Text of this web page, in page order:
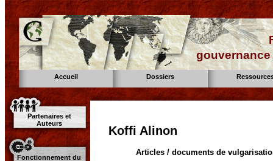
Accueil Dossiers
Partenaires et
Auteurs
Fonctionnement du
Koffi Alinon
Articles / documents de